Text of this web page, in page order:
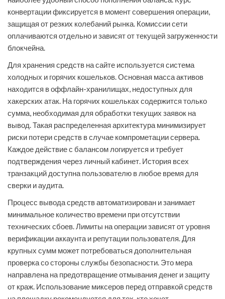
конвертации фиксируется в момент совершения операции,
защищая от резких колебаний рынка. Комиссии сети
оплачиваются отдельно и зависят от текущей загруженности
блокчейна.
Для хранения средств на сайте используется система
холодных и горячих кошельков. Основная масса активов
находится в оффлайн-хранилищах, недоступных для
хакерских атак. На горячих кошельках содержится только
сумма, необходимая для обработки текущих заявок на
вывод. Такая распределенная архитектура минимизирует
риски потери средств в случае компрометации сервера.
Каждое действие с балансом логируется и требует
подтверждения через личный кабинет. История всех
транзакций доступна пользователю в любое время для
сверки и аудита.
Процесс вывода средств автоматизирован и занимает
минимальное количество времени при отсутствии
технических сбоев. Лимиты на операции зависят от уровня
верификации аккаунта и репутации пользователя. Для
крупных сумм может потребоваться дополнительная
проверка со стороны службы безопасности. Это мера
направлена на предотвращение отмывания денег и защиту
от краж. Использование миксеров перед отправкой средств